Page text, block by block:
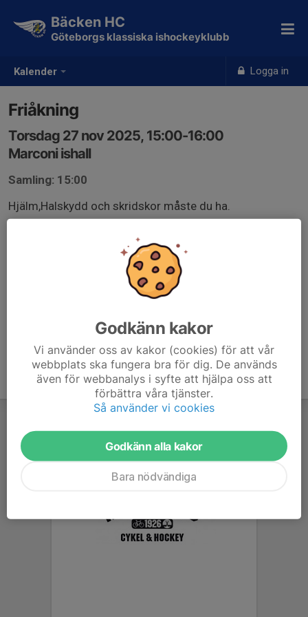
Kalender Logga in
Bäcken HC
Göteborgs klassiska ishockeyklubb
Friåkning
Torsdag 27 nov 2025, 15:00-16:00
Marconi ishall
Samling: 15:00
Hjälm,Halskydd och skridskor måste du ha.
Vi rekomenderar fullutrustning
Godkänn kakor
Vi använder oss av kakor (cookies) för att vår
webbplats ska fungera bra för dig. De används
även för webbanalys i syfte att hjälpa oss att
förbättra våra tjänster.
Så använder vi cookies
Godkänn alla kakor
Bara nödvändiga